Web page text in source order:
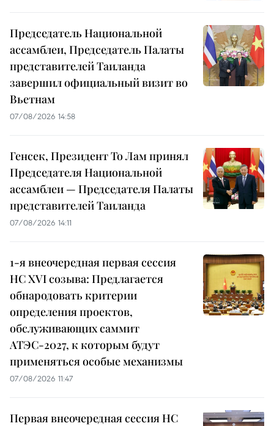
Председатель Национальной
ассамблеи, Председатель Палаты
представителей Таиланда
завершил официальный визит во
Вьетнам
07/08/2026 14:58
Генсек, Президент То Лам принял
Председателя Национальной
ассамблеи — Председателя Палаты
представителей Таиланда
07/08/2026 14:11
1-я внеочередная первая сессия
НС XVI созыва: Предлагается
обнародовать критерии
определения проектов,
обслуживающих саммит
АТЭС-2027, к которым будут
применяться особые механизмы
07/08/2026 11:47
Первая внеочередная сессия НС